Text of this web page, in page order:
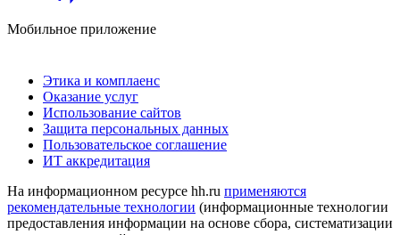
Мобильное приложение
Этика и комплаенс
Оказание услуг
Использование сайтов
Защита персональных данных
Пользовательское соглашение
ИТ аккредитация
На информационном ресурсе hh.ru применяются
рекомендательные технологии (информационные технологии
предоставления информации на основе сбора, систематизации